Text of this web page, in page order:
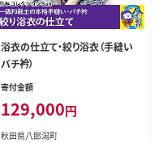
浴衣の仕立て・絞り浴衣（手縫い
バチ衿）
寄付金額
129,000円
秋田県八郎潟町